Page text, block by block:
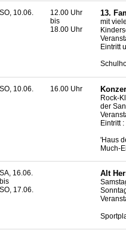
SO, 10.06.
12.00 Uhr
bis
18.00 Uhr
13.
mit
Eintritt
SO, 10.06. 16.00 Uhr
Rock-
der
Eintritt
'Haus
Much-
SA, 16.06.
bis
SO, 17.06.
Alt